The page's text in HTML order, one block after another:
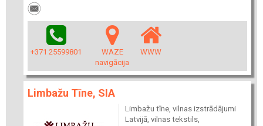
+371 25599801
WAZE
navigācija
WWW
Limbažu Tīne, SIA
Limbažu tīne, vilnas izstrādājumi
Latvijā, vilnas tekstils,